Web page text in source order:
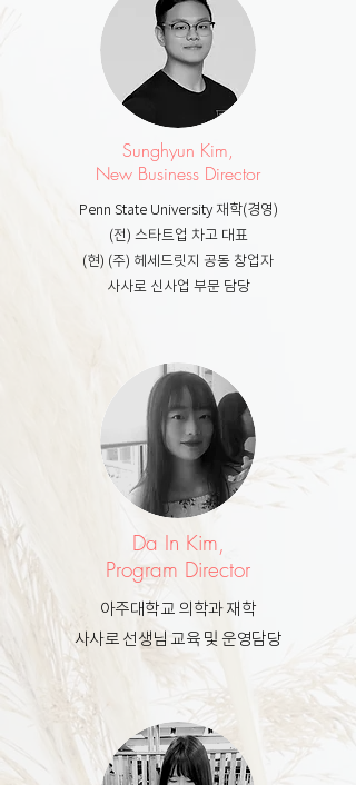
Sunghyun Kim,
New Business Director
Penn State University 재학(경영)
(전) 스타트업 차고 대표
(현) (주) 헤세드릿지 공동 창업자
사사로 신사업 부문 담당
Da In Kim,
Program Director
아주대학교 의학과 재학
사사로 선생님 교육 및 운영담당